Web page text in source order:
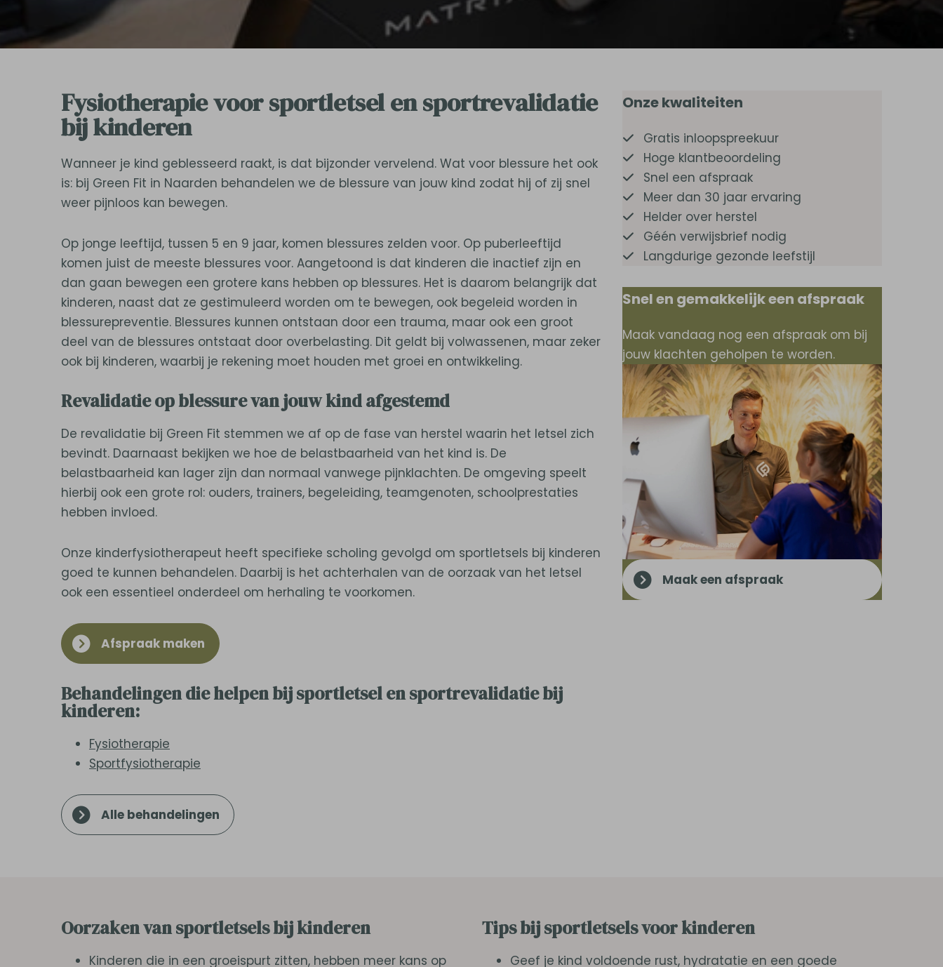
Fysiotherapie voor sportletsel en sportrevalidatie
bij kinderen
Wanneer je kind geblesseerd raakt, is dat bijzonder vervelend. Wat voor blessure het ook
is: bij Green Fit in Naarden behandelen we de blessure van jouw kind zodat hij of zij snel
weer pijnloos kan bewegen.
Op jonge leeftijd, tussen 5 en 9 jaar, komen blessures zelden voor. Op puberleeftijd
komen juist de meeste blessures voor. Aangetoond is dat kinderen die inactief zijn en
dan gaan bewegen een grotere kans hebben op blessures. Het is daarom belangrijk dat
kinderen, naast dat ze gestimuleerd worden om te bewegen, ook begeleid worden in
blessurepreventie. Blessures kunnen ontstaan door een trauma, maar ook een groot
deel van de blessures ontstaat door overbelasting. Dit geldt bij volwassenen, maar zeker
ook bij kinderen, waarbij je rekening moet houden met groei en ontwikkeling.
Revalidatie op blessure van jouw kind afgestemd
De revalidatie bij Green Fit stemmen we af op de fase van herstel waarin het letsel zich
bevindt. Daarnaast bekijken we hoe de belastbaarheid van het kind is. De
belastbaarheid kan lager zijn dan normaal vanwege pijnklachten. De omgeving speelt
hierbij ook een grote rol: ouders, trainers, begeleiding, teamgenoten, schoolprestaties
hebben invloed.
Onze kinderfysiotherapeut heeft specifieke scholing gevolgd om sportletsels bij kinderen
goed te kunnen behandelen. Daarbij is het achterhalen van de oorzaak van het letsel
ook een essentieel onderdeel om herhaling te voorkomen.
Afspraak maken
Behandelingen die helpen bij sportletsel en sportrevalidatie bij
kinderen:
Fysiotherapie
Sportfysiotherapie
Alle behandelingen
Onze kwaliteiten
Gratis inloopspreekuur
Hoge klantbeoordeling
Snel een afspraak
Meer dan 30 jaar ervaring
Helder over herstel
Géén verwijsbrief nodig
Langdurige gezonde leefstijl
Snel en gemakkelijk een afspraak
Maak vandaag nog een afspraak om bij
jouw klachten geholpen te worden.
Maak een afspraak
Oorzaken van sportletsels bij kinderen
Kinderen die in een groeispurt zitten, hebben meer kans op
Tips bij sportletsels voor kinderen
Geef je kind voldoende rust, hydratatie en een goede